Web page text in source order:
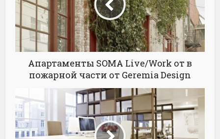
Апартаменты SOMA Live/Work от в
пожарной части от Geremia Design